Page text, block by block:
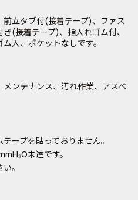
前立タブ付(接着テープ)、ファス
(接着テープ)、指入れゴム付、
入、ポケットなしです。
ンテナンス、汚れ作業、アスベ
ープを貼っておりません。
未達です。
。